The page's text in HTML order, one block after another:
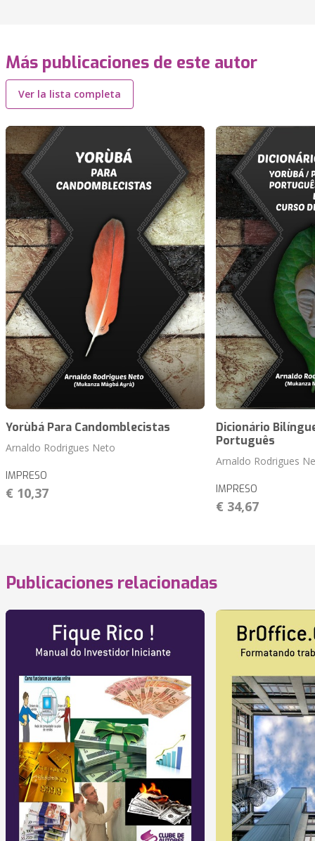
Más publicaciones de este autor
Ver la lista completa
Yorùbá Para Candomblecistas
Arnaldo Rodrigues Neto
IMPRESO
€ 10,37
Dicionário
Português
Arnaldo Rodrigues
IMPRESO
€ 34,67
Publicaciones relacionadas